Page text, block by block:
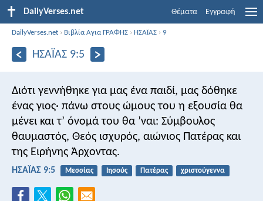
DailyVerses.net Θέματα Εγγραφή
DailyVerses.net › Βιβλία Αγια ΓΡΑΦΗΣ › ΗΣΑΪΑΣ › 9
ΗΣΑΪΑΣ 9:5
Διότι γεννήθηκε για μας ένα παιδί, μας δόθηκε
ένας γιος· πάνω στους ώμους του η εξουσία θα
μένει και τ’ όνομά του θα ’ναι: Σύμβουλος
θαυμαστός, Θεός ισχυρός, αιώνιος Πατέρας και
της Ειρήνης Άρχοντας.
ΗΣΑΪΑΣ 9:5 Μεσσίας Ιησούς Πατέρας χριστούγεννα